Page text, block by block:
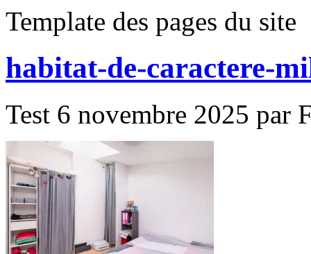
Template des pages du site
habitat-de-caractere-
Test 6 novembre 2025 par